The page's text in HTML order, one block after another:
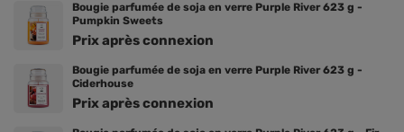
Bougie parfumée de soja en verre Purple River 623 g -
Pumpkin Sweets
Prix ​​après connexion
Bougie parfumée de soja en verre Purple River 623 g -
Ciderhouse
Prix ​​après connexion